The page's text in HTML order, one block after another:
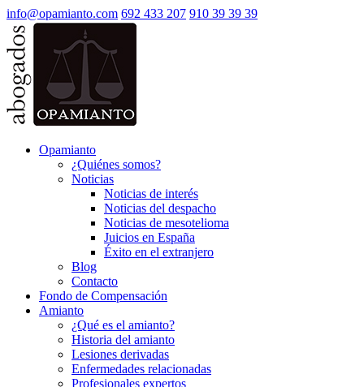
info@opamianto.com 692 433 207 910 39 39 39
Opamianto
¿Quiénes somos?
Noticias
Noticias de interés
Noticias del despacho
Noticias de mesotelioma
Juicios en España
Éxito en el extranjero
Blog
Contacto
Fondo de Compensación
Amianto
¿Qué es el amianto?
Historia del amianto
Lesiones derivadas
Enfermedades relacionadas
Profesionales expertos